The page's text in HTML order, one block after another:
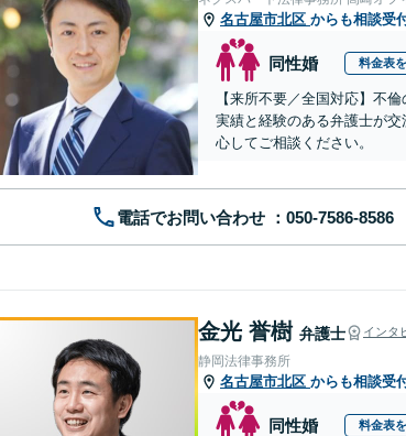
名古屋市北区 からも相談受
同性婚 料金表
【来所不要／全国対応】不
実績と経験のある弁護士が
心してご相談ください。
電話でお問い合わせ
金光 誉樹 弁護士 インタ
静岡法律事務所
名古屋市北区 からも相談受
同性婚 料金表